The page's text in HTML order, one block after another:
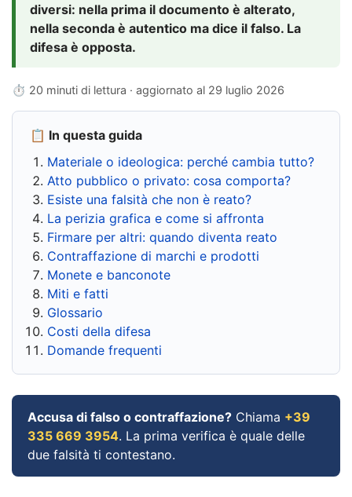
diversi: nella prima il documento è alterato,
nella seconda è autentico ma dice il falso. La
difesa è opposta.
⏱ 20 minuti di lettura · aggiornato al 29 luglio 2026
📋 In questa guida
Materiale o ideologica: perché cambia tutto?
Atto pubblico o privato: cosa comporta?
Esiste una falsità che non è reato?
La perizia grafica e come si affronta
Firmare per altri: quando diventa reato
Contraffazione di marchi e prodotti
Monete e banconote
Miti e fatti
Glossario
Costi della difesa
Domande frequenti
Accusa di falso o contraffazione? Chiama +39
335 669 3954. La prima verifica è quale delle
due falsità ti contestano.